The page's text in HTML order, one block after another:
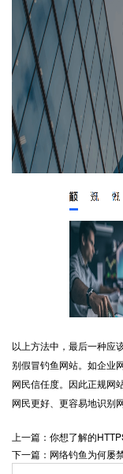
以上方法中，最后一种应
别假冒钓鱼网站。如企业
网民信任度。因此正规网
网民更好、更容易地
上一篇：你想了解的
下一篇：网络钓鱼为何屡